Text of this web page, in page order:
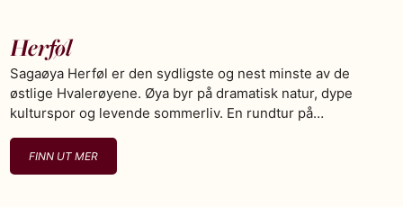
Herføl
Sagaøya Herføl er den sydligste og nest minste av de
østlige Hvalerøyene. Øya byr på dramatisk natur, dype
kulturspor og levende sommerliv. En rundtur på…
FINN UT MER